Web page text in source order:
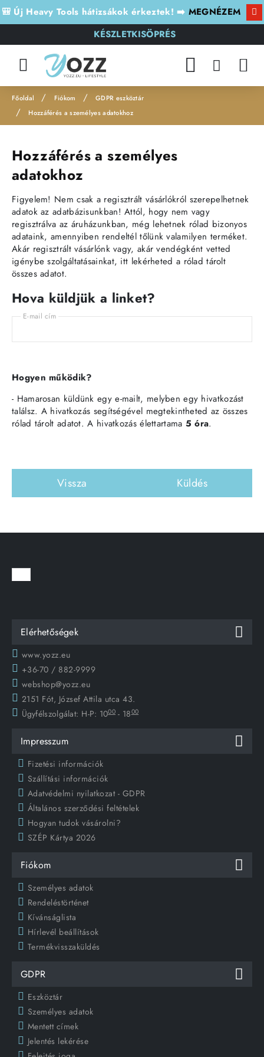
🎒 Új Heavy Tools hátizsákok érkeztek! ➡️ MEGNÉZEM
KÉSZLETKISÖPRÉS
o
e
Fiókom
GDPR eszköztár
Hozzáférés a személyes adatokhoz
Hozzáférés a személyes
adatokhoz
Figyelem! Nem csak a regisztrált vásárlókról szerepelhetnek
adatok az adatbázisunkban! Attól, hogy nem vagy
regisztrálva az áruházunkban, még lehetnek rólad bizonyos
adataink, amennyiben rendeltél tőlünk valamilyen terméket.
Akár regisztrált vásárlónk vagy, akár vendégként vetted
igénybe szolgáltatásainkat, itt lekérheted a rólad tárolt
összes adatot.
Hova küldjük a linket?
E-mail cím
Hogyen működik?
- Hamarosan küldünk egy e-mailt, melyben egy hivatkozást
találsz. A hivatkozás segítségével megtekintheted az összes
rólad tárolt adatot. A hivatkozás élettartama 5 óra.
Vissza
Elérhetőségek
www.yozz.eu
+36-70 / 882-9999
webshop@yozz.eu
2151 Fót, József Attila utca 43.
Ügyfélszolgálat: H-P: 1000 - 1800
Impresszum
Fizetési információk
Szállítási információk
Adatvédelmi nyilatkozat - GDPR
Általános szerződési feltételek
Hogyan tudok vásárolni?
SZÉP Kártya 2026
Fiókom
Személyes adatok
Rendeléstörténet
Kívánságlista
Hírlevél beállítások
Termékvisszaküldés
GDPR
Eszköztár
Személyes adatok
Mentett címek
Jelentés lekérése